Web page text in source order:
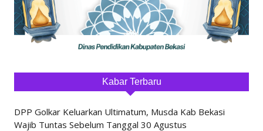
Kabar Terbaru
DPP Golkar Keluarkan Ultimatum, Musda Kab Bekasi
Wajib Tuntas Sebelum Tanggal 30 Agustus